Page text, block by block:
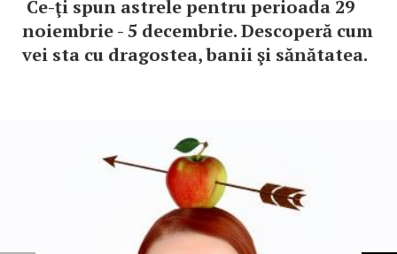
Ce-ţi spun astrele pentru perioada 29
noiembrie - 5 decembrie. Descoperă cum
vei sta cu dragostea, banii şi sănătatea.